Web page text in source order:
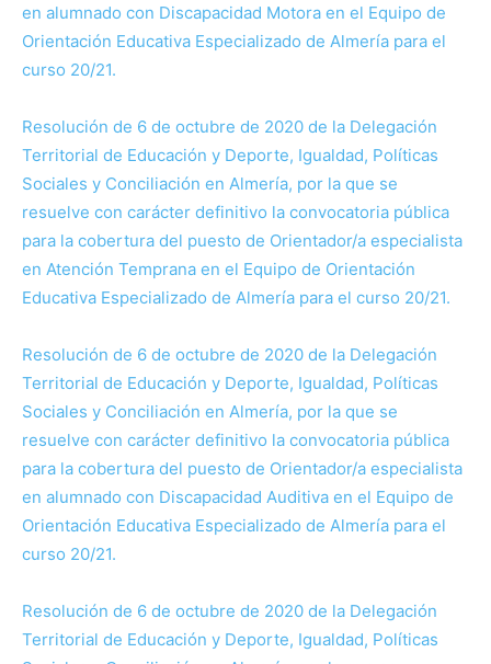
en alumnado con Discapacidad Motora en el Equipo de
Orientación Educativa Especializado de Almería para el
curso 20/21.
Resolución de 6 de octubre de 2020 de la Delegación
Territorial de Educación y Deporte, Igualdad, Políticas
Sociales y Conciliación en Almería, por la que se
resuelve con carácter definitivo la convocatoria pública
para la cobertura del puesto de Orientador/a especialista
en Atención Temprana en el Equipo de Orientación
Educativa Especializado de Almería para el curso 20/21.
Resolución de 6 de octubre de 2020 de la Delegación
Territorial de Educación y Deporte, Igualdad, Políticas
Sociales y Conciliación en Almería, por la que se
resuelve con carácter definitivo la convocatoria pública
para la cobertura del puesto de Orientador/a especialista
en alumnado con Discapacidad Auditiva en el Equipo de
Orientación Educativa Especializado de Almería para el
curso 20/21.
Resolución de 6 de octubre de 2020 de la Delegación
Territorial de Educación y Deporte, Igualdad, Políticas